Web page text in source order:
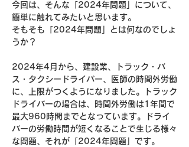
今回は、そんな「2024年問題」について、
簡単に触れてみたいと思います。
そもそも「2024年問題」とは何なのでしょ
うか？
2024年4月から、建設業、トラック・バ
ス・タクシードライバー、医師の時間外労働
に、上限がつくようになりました。トラック
ドライバーの場合は、時間外労働は1年間で
最大960時間までとなっています。ドライ
バーの労働時間が短くなることで生じる様々
な問題、それが「2024年問題」です。